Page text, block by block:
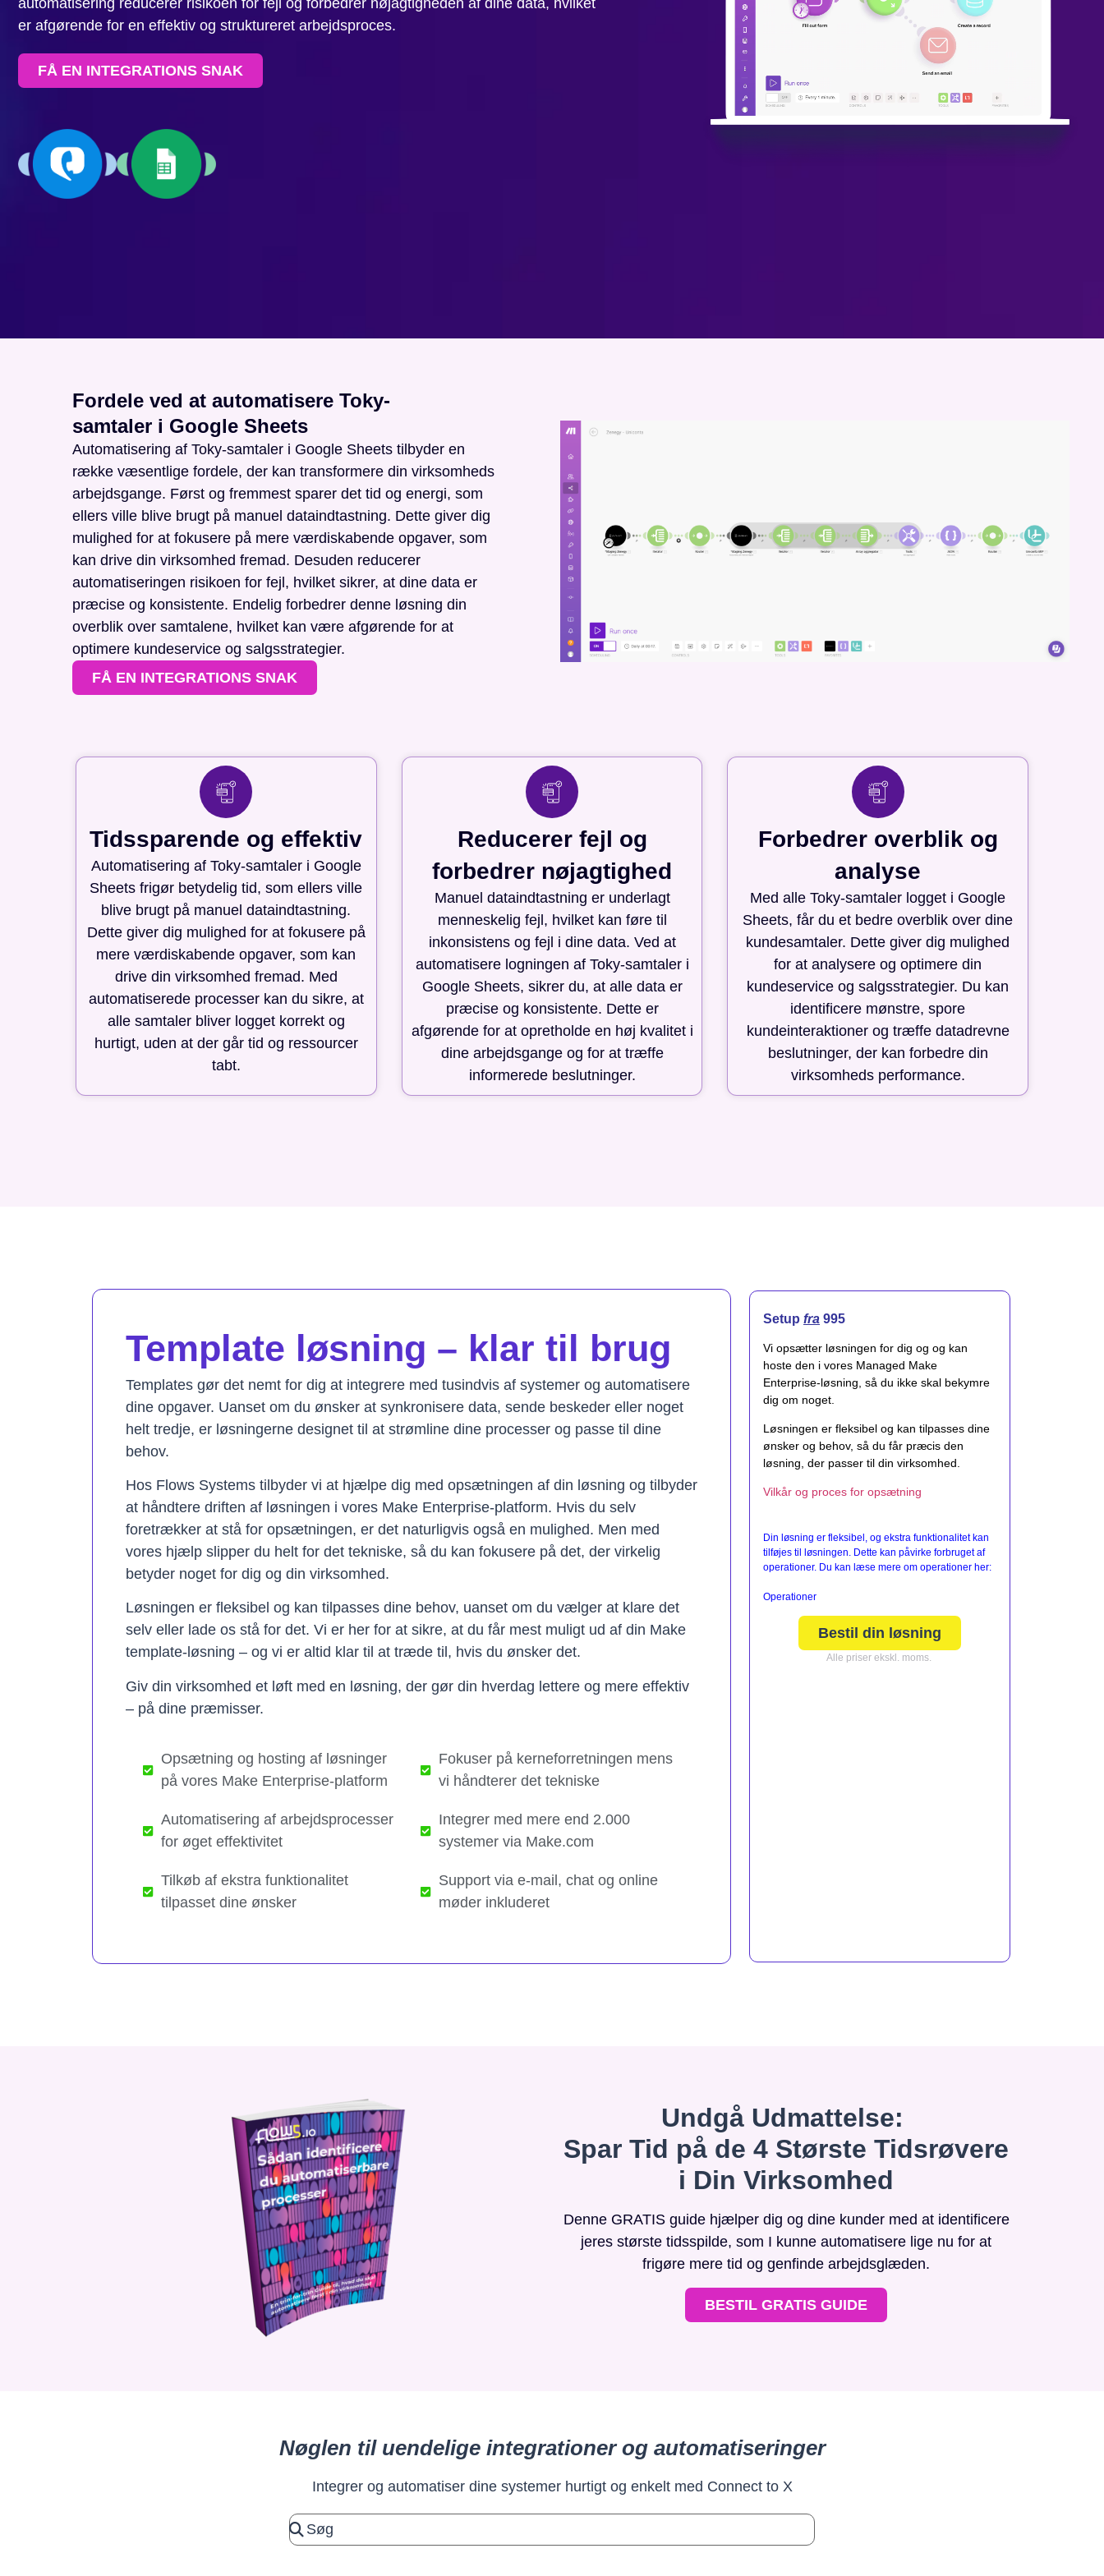
er afgørende for en effektiv og struktureret arbejdsproces.
FÅ EN INTEGRATIONS SNAK
Fordele ved at automatisere Toky-
samtaler i Google Sheets
Automatisering af Toky-samtaler i Google Sheets tilbyder en
række væsentlige fordele, der kan transformere din virksomheds
arbejdsgange. Først og fremmest sparer det tid og energi, som
ellers ville blive brugt på manuel dataindtastning. Dette giver dig
mulighed for at fokusere på mere værdiskabende opgaver, som
kan drive din virksomhed fremad. Desuden reducerer
automatiseringen risikoen for fejl, hvilket sikrer, at dine data er
præcise og konsistente. Endelig forbedrer denne løsning din
overblik over samtalene, hvilket kan være afgørende for at
optimere kundeservice og salgsstrategier.
FÅ EN INTEGRATIONS SNAK
Tidssparende og effektiv
Automatisering af Toky-samtaler i Google
Sheets frigør betydelig tid, som ellers ville
blive brugt på manuel dataindtastning.
Dette giver dig mulighed for at fokusere på
mere værdiskabende opgaver, som kan
drive din virksomhed fremad. Med
automatiserede processer kan du sikre, at
alle samtaler bliver logget korrekt og
hurtigt, uden at der går tid og ressourcer
tabt.
Reducerer fejl og
forbedrer nøjagtighed
Manuel dataindtastning er underlagt
menneskelig fejl, hvilket kan føre til
inkonsistens og fejl i dine data. Ved at
automatisere logningen af Toky-samtaler i
Google Sheets, sikrer du, at alle data er
præcise og konsistente. Dette er
afgørende for at opretholde en høj kvalitet i
dine arbejdsgange og for at træffe
informerede beslutninger.
Forbedrer overblik og
analyse
Med alle Toky-samtaler logget i Google
Sheets, får du et bedre overblik over dine
kundesamtaler. Dette giver dig mulighed
for at analysere og optimere din
kundeservice og salgsstrategier. Du kan
identificere mønstre, spore
kundeinteraktioner og træffe datadrevne
beslutninger, der kan forbedre din
virksomheds performance.
Template løsning – klar til brug
Templates gør det nemt for dig at integrere med tusindvis af systemer og automatisere
dine opgaver. Uanset om du ønsker at synkronisere data, sende beskeder eller noget
helt tredje, er løsningerne designet til at strømline dine processer og passe til dine
behov.
Hos Flows Systems tilbyder vi at hjælpe dig med opsætningen af din løsning og tilbyder
at håndtere driften af løsningen i vores Make Enterprise-platform. Hvis du selv
foretrækker at stå for opsætningen, er det naturligvis også en mulighed. Men med
vores hjælp slipper du helt for det tekniske, så du kan fokusere på det, der virkelig
betyder noget for dig og din virksomhed.
Løsningen er fleksibel og kan tilpasses dine behov, uanset om du vælger at klare det
selv eller lade os stå for det. Vi er her for at sikre, at du får mest muligt ud af din Make
template-løsning – og vi er altid klar til at træde til, hvis du ønsker det.
Giv din virksomhed et løft med en løsning, der gør din hverdag lettere og mere effektiv
– på dine præmisser.
Opsætning og hosting af løsninger
på vores Make Enterprise-platform
Automatisering af arbejdsprocesser
for øget effektivitet
Tilkøb af ekstra funktionalitet
tilpasset dine ønsker​
Fokuser på kerneforretningen mens
vi håndterer det tekniske​
Integrer med mere end 2.000
systemer via Make.com
Support via e-mail, chat og online
møder inkluderet
Setup fra 995
Vi opsætter løsningen for dig og og kan
hoste den i vores Managed Make
Enterprise-løsning, så du ikke skal bekymre
dig om noget.
Løsningen er fleksibel og kan tilpasses dine
ønsker og behov, så du får præcis den
løsning, der passer til din virksomhed.
Vilkår og proces for opsætning
Din løsning er fleksibel, og ekstra funktionalitet kan
tilføjes til løsningen. Dette kan påvirke forbruget af
operationer. Du kan læse mere om operationer her:
Operationer
Bestil din løsning
Alle priser ekskl. moms.
Undgå Udmattelse:
Spar Tid på de 4 Største Tidsrøvere
i Din Virksomhed
Denne GRATIS guide hjælper dig og dine kunder med at identificere
jeres største tidsspilde, som I kunne automatisere lige nu for at
frigøre mere tid og genfinde arbejdsglæden.
BESTIL GRATIS GUIDE
Nøglen til uendelige integrationer og automatiseringer
Integrer og automatiser dine systemer hurtigt og enkelt med Connect to X